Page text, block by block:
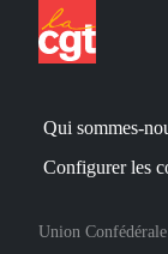
Qui sommes-
Configurer les
Union